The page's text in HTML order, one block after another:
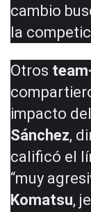
cambio
la
Otros
impacto
Sánchez,
calificó el
“muy
Komatsu,